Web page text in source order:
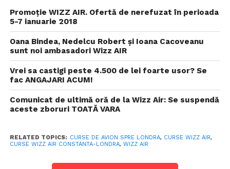
Promoţie WIZZ AIR. Ofertă de nerefuzat în perioada
5-7 ianuarie 2018
Oana Bindea, Nedelcu Robert și Ioana Cacoveanu
sunt noi ambasadori Wizz AIR
Vrei sa castigi peste 4.500 de lei foarte usor? Se
fac ANGAJARI ACUM!
Comunicat de ultimă oră de la Wizz Air: Se suspendă
aceste zboruri TOATĂ VARA
RELATED TOPICS: CURSE DE AVION SPRE LONDRA, CURSE WIZZ AIR,
CURSE WIZZ AIR CONSTANTA-LONDRA, WIZZ AIR